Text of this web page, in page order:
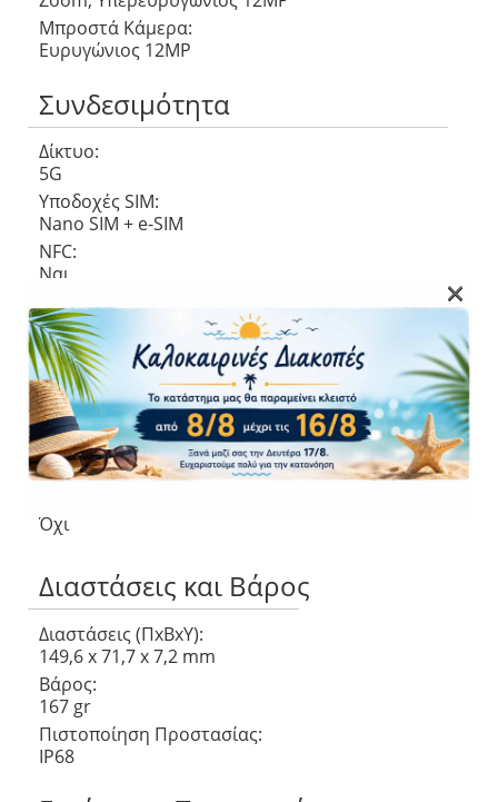
Μπροστά Κάμερα:
Ευρυγώνιος 12MP
Συνδεσιμότητα
Δίκτυο:
5G
Υποδοχές SIM:
Nano SIM + e-SIM
NFC:
Ναι
Δαχτυλικό αποτύπωμα:
Κάτω από την Οθόνη
Μπαταρία:
4300 mAh
Ταχύτητα Φόρτισης
25 W
Ασύρματης φόρτισης:
25 W
Όχι
Διαστάσεις και Βάρος
Διαστάσεις (ΠxΒxΥ):
149,6 x 71,7 x 7,2 mm
Βάρος:
167 gr
Πιστοποίηση Προστασίας:
IP68
×